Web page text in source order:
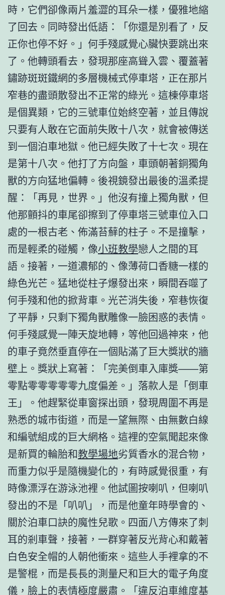
時，它們卻像兩片羞澀的耳朵一樣，優雅地縮
了回去。同時發出低語：「你還是別看了，反
正你也停不好。」何手殘感覺心臟快要跳出來
了。他轉頭看去，發現那座高聳入雲、覆蓋著
鏽跡斑斑鐵網的多層機械式停車塔，正在那片
窄巷的盡頭散發出不正常的綠光。這棟停車塔
是個異類，它的三號車位始終空著，並且傳說
只要有人敢在它面前失敗十八次，就會被傳送
到一個泊車地獄。他已經失敗了十七次。現在
是第十八次。他打了方向盤，車頭朝著銅獨角
獸的方向猛地偏轉。後視鏡發出最後的溫柔提
醒：「再見，世界。」他沒有撞上獨角獸，但
他那顫抖的車尾卻擦到了停車塔三號車位入口
處的一根古老、佈滿苔蘚的柱子。不是撞擊，
而是輕柔的碰觸，像小班教學戀人之間的耳
語。接著，一道濃郁的、像薄荷口香糖一樣的
綠色光芒。猛地從柱子爆發出來，瞬間吞噬了
何手殘和他的掀背車。光芒消失後，窄巷恢復
了平靜，只剩下獨角獸雕像一臉困惑的表情。
何手殘感覺一陣天旋地轉，等他回過神來，他
的車子竟然垂直停在一個貼滿了巨大獎狀的牆
壁上。獎狀上寫著：「完美倒車入庫獎——第
零點零零零零零九度偏差。」落款人是「倒車
王」。他趕緊從車窗探出頭，發現周圍不再是
熟悉的城市街道，而是一望無際、由無數白線
和編號組成的巨大網格。這裡的空氣聞起來像
是新買的輪胎和教學場地劣質香水的混合物，
而重力似乎是隨機變化的，有時感覺很重，有
時像漂浮在游泳池裡。他試圖按喇叭，但喇叭
發出的不是「叭叭」，而是他童年時學會的、
關於泊車口訣的魔性兒歌。四面八方傳來了刺
耳的剎車聲，接著，一群穿著反光背心和戴著
白色安全帽的人朝他衝來。這些人手裡拿的不
是警棍，而是長長的測量尺和巨大的電子角度
儀，臉上的表情極度嚴肅。「違反泊車維度基